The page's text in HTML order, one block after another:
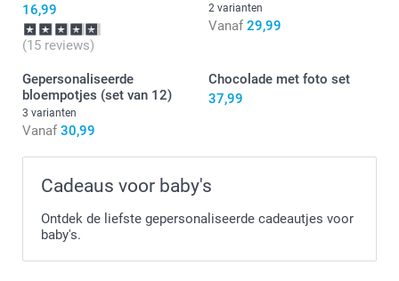
Verfijn de zakjes en doosjes met een
bijpassend lint
3,00 / stuk
Roze
Blauw
Luxe organza lint met satijnen rand
Rol, 10 m
16,99
(15 reviews)
2 varianten
Vanaf 29,99
Gepersonaliseerde
bloempotjes (set van 12)
3 varianten
Vanaf 30,99
Chocolade met foto set
37,99
Cadeaus voor baby's
Ontdek de liefste gepersonaliseerde cadeautjes voor
baby's.